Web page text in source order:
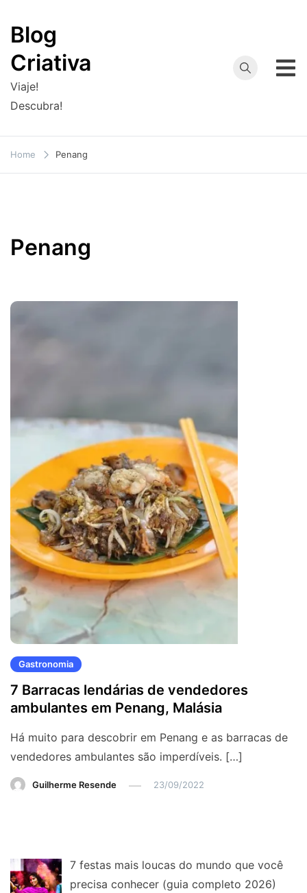
content
Blog
Criativa
Viaje!
Descubra!
Home Penang
Penang
Gastronomia
7 Barracas lendárias de vendedores
ambulantes em Penang, Malásia
Há muito para descobrir em Penang e as barracas de
vendedores ambulantes são imperdíveis. […]
Guilherme Resende 23/09/2022
7 festas mais loucas do mundo que você
precisa conhecer (guia completo 2026)